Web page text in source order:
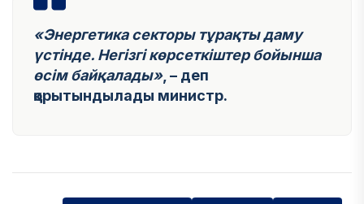
«Энергетика секторы тұрақты даму
үстінде. Негізгі көрсеткіштер бойынша
өсім байқалады», – деп
қорытындылады министр.